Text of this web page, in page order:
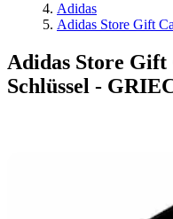
Adidas
Adidas Store Gift
Adidas Store Gift
Schlüssel -